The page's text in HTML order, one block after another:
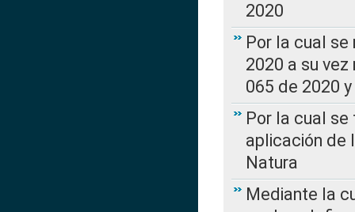
2020
Por la cual se
2020 a su
065 de 2020
Por la cual
aplicación de
Natura
Mediante la